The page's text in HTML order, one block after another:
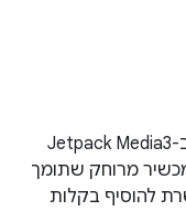
ב-Jetpack Media3
מרוחק שתומך
להוסיף בקלות